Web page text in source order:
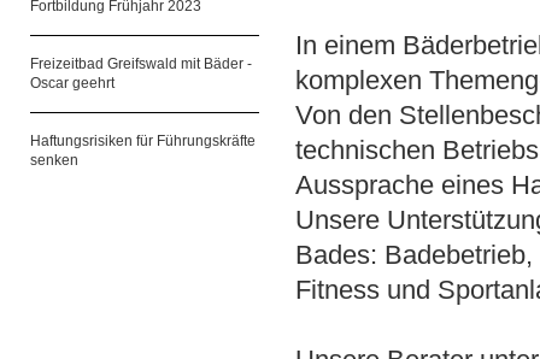
In einem
komplexen
Von den
technischen
Aussprache eines
Unsere
Bades:
Fitness und
Fortbildung Frühjahr 2023
Freizeitbad Greifswald mit Bäder -
Oscar geehrt
Haftungsrisiken für Führungskräfte
senken